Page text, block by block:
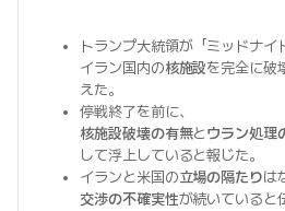
トランプ大統領が「ミッドナイ
イラン国内の核施設を完全に破
えた。
停戦終了を前に、
核施設破壊の有無とウラン処理
して浮上していると報じた。
イランと米国の立場の隔たりは
交渉の不確実性が続いていると